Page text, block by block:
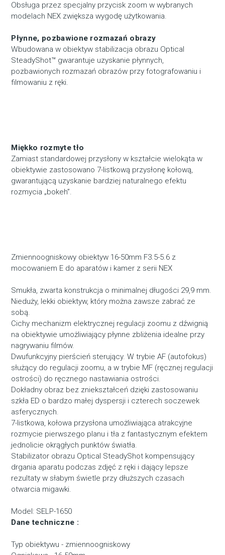
Obsługa przez specjalny przycisk zoom w wybranych
modelach NEX zwiększa wygodę użytkowania.
Płynne, pozbawione rozmazań obrazy
Wbudowana w obiektyw stabilizacja obrazu Optical
SteadyShot™ gwarantuje uzyskanie płynnych,
pozbawionych rozmazań obrazów przy fotografowaniu i
filmowaniu z ręki.
Miękko rozmyte tło
Zamiast standardowej przysłony w kształcie wielokąta w
obiektywie zastosowano 7-listkową przysłonę kołową,
gwarantującą uzyskanie bardziej naturalnego efektu
rozmycia „bokeh”.
Zmiennoogniskowy obiektyw 16-50mm F3.5-5.6 z
mocowaniem E do aparatów i kamer z serii NEX
Smukła, zwarta konstrukcja o minimalnej długości 29,9 mm.
Nieduży, lekki obiektyw, który można zawsze zabrać ze
sobą.
Cichy mechanizm elektrycznej regulacji zoomu z dźwignią
na obiektywie umożliwiający płynne zbliżenia idealne przy
nagrywaniu filmów.
Dwufunkcyjny pierścień sterujący. W trybie AF (autofokus)
służący do regulacji zoomu, a w trybie MF (ręcznej regulacji
ostrości) do ręcznego nastawiania ostrości.
Dokładny obraz bez zniekształceń dzięki zastosowaniu
szkła ED o bardzo małej dyspersji i czterech soczewek
asferycznych.
7-listkowa, kołowa przysłona umożliwiająca atrakcyjne
rozmycie pierwszego planu i tła z fantastycznym efektem
jednolicie okrągłych punktów światła.
Stabilizator obrazu Optical SteadyShot kompensujący
drgania aparatu podczas zdjęć z ręki i dający lepsze
rezultaty w słabym świetle przy dłuższych czasach
otwarcia migawki.
Model: SELP-1650
Dane techniczne :
Typ obiektywu - zmiennoogniskowy